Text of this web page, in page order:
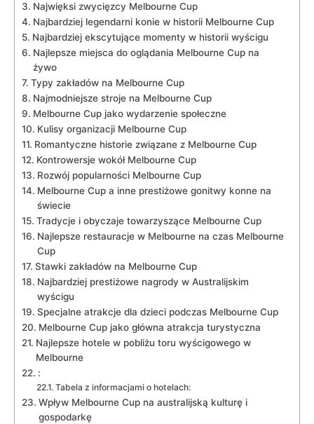
Najwięksi zwycięzcy Melbourne ⁢Cup
Najbardziej legendarni konie w ‌historii ‍Melbourne Cup
Najbardziej ekscytujące momenty w historii wyścigu
Najlepsze miejsca do oglądania Melbourne Cup na
żywo
Typy zakładów⁣ na ⁢Melbourne⁤ Cup
Najmodniejsze stroje​ na Melbourne Cup
Melbourne Cup jako wydarzenie ​społeczne
Kulisy organizacji Melbourne Cup
Romantyczne historie ​związane z ⁢Melbourne ⁢Cup
Kontrowersje wokół‌ Melbourne Cup
Rozwój popularności Melbourne Cup
Melbourne Cup a ⁢inne ​prestiżowe gonitwy​ konne na
świecie
Tradycje⁤ i obyczaje ‌towarzyszące Melbourne Cup
Najlepsze⁣ restauracje ⁣w Melbourne na czas Melbourne
Cup
Stawki zakładów na‍ Melbourne Cup
Najbardziej prestiżowe nagrody w Australijskim
wyścigu
Specjalne atrakcje ⁤dla ‌dzieci podczas Melbourne Cup
Melbourne Cup jako ‍główna atrakcja turystyczna
Najlepsze hotele w pobliżu toru ​wyścigowego w
Melbourne
:
Tabela z informacjami o hotelach:
Wpływ⁤ Melbourne Cup​ na australijską kulturę i
gospodarkę